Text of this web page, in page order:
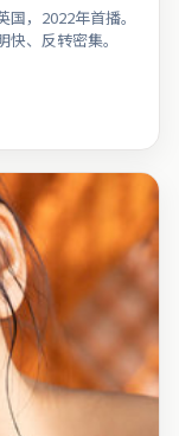
，2022年首播。
、反转密集。